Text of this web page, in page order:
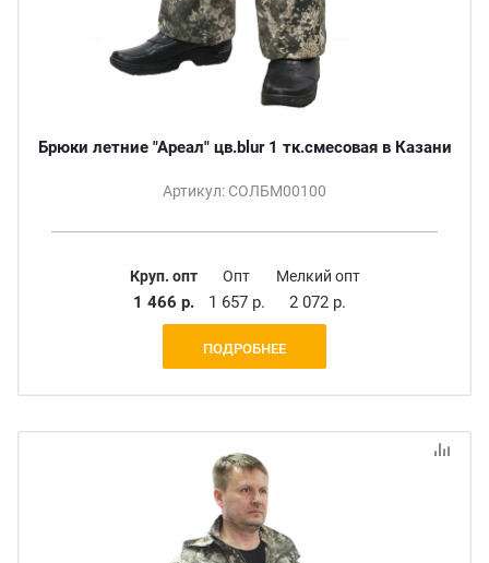
Брюки летние "Ареал" цв.blur 1 тк.смесовая в Казани
Артикул: СОЛБМ00100
Круп. опт
1 466 р.
Опт
1 657 р.
Мелкий опт
2 072 р.
ПОДРОБНЕЕ